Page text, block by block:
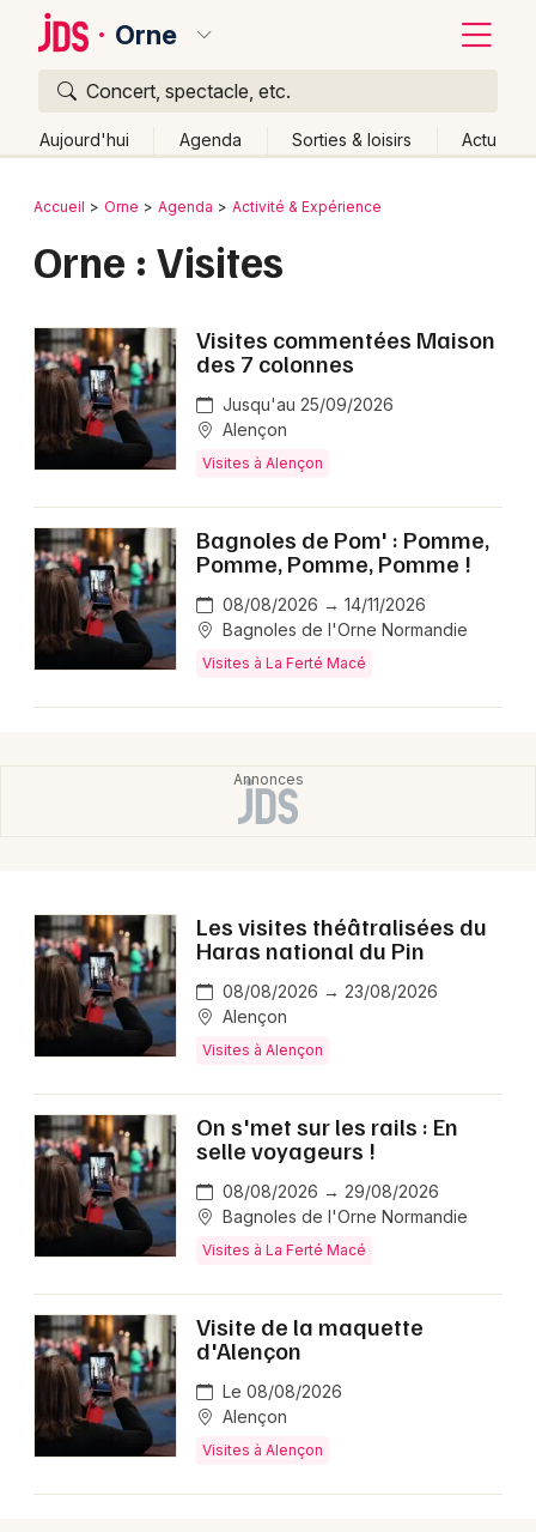
Orne
Concert, spectacle, etc.
Aujourd'hui Agenda Sorties & loisirs Actu
Publier un événement
Grands événements
Activité & Expérience
Manifestations
Foires & salons
Spectacles
Concerts
Sorties & loisirs
Visites en Basse-Normandie
Visites en Normandie
Newsletter des sorties
Artistes en tournée
Magazine dans l' Orne
Bordeaux
Lille
Lyon
Marseille
Montpellier
Nantes
Nice
Retour
Accueil Orne Agenda Activité & Expérience
Orne : Visites
Visites commentées Maison
des 7 colonnes
Jusqu'au 25/09/2026
Alençon
Visites à Alençon
Bagnoles de Pom' : Pomme,
Pomme, Pomme, Pomme !
08/08/2026 → 14/11/2026
Bagnoles de l'Orne Normandie
Visites à La Ferté Macé
Les visites théâtralisées du
Haras national du Pin
08/08/2026 → 23/08/2026
Alençon
Visites à Alençon
On s'met sur les rails : En
selle voyageurs !
08/08/2026 → 29/08/2026
Bagnoles de l'Orne Normandie
Visites à La Ferté Macé
Visite de la maquette
d'Alençon
Le 08/08/2026
Alençon
Visites à Alençon
Quoi ?
Où ?
Changer de lieu
Aujourd'hui
Demain Ce week-end Autre